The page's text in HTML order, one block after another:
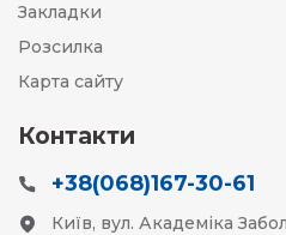
Закладки
Розсилка
Карта сайту
Контакти
+38(068)167-30-61
Київ, вул. Академіка